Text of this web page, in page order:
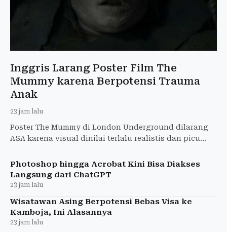
Inggris Larang Poster Film The
Mummy karena Berpotensi Trauma
Anak
23 jam lalu
Poster The Mummy di London Underground dilarang
ASA karena visual dinilai terlalu realistis dan picu
tarik iklan
Photoshop hingga Acrobat Kini Bisa Diakses
Langsung dari ChatGPT
23 jam lalu
Wisatawan Asing Berpotensi Bebas Visa ke
Kamboja, Ini Alasannya
23 jam lalu